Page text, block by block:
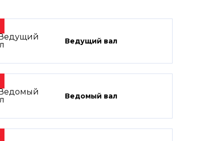
Ведущий вал
Ведомый вал